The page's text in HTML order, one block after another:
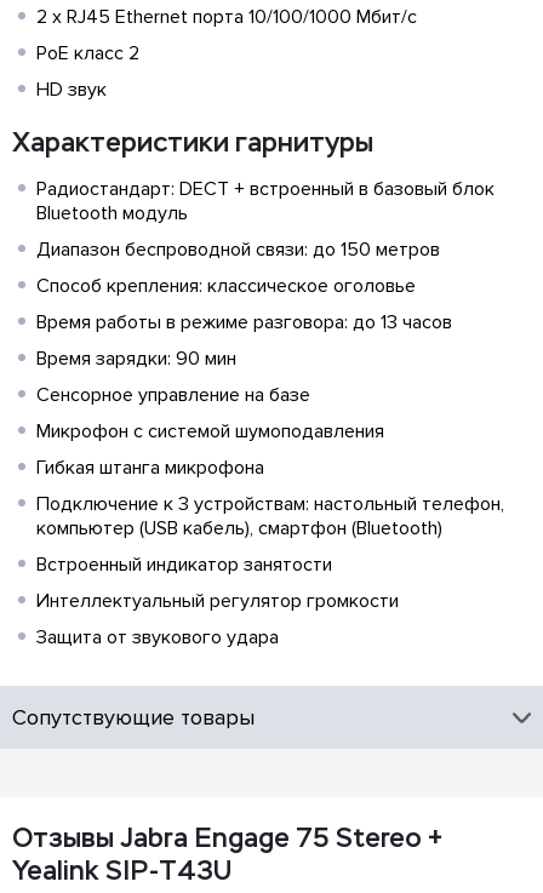
2 х RJ45 Ethernet порта 10/100/1000 Мбит/с
PoE класс 2
HD звук
Характеристики гарнитуры
Радиостандарт: DECT + встроенный в базовый блок
Bluetooth модуль
Диапазон беспроводной связи: до 150 метров
Способ крепления: классическое оголовье
Время работы в режиме разговора: до 13 часов
Время зарядки: 90 мин
Сенсорное управление на базе
Микрофон с системой шумоподавления
Гибкая штанга микрофона
Подключение к 3 устройствам: настольный телефон,
компьютер (USB кабель), смартфон (Bluetooth)
Встроенный индикатор занятости
Интеллектуальный регулятор громкости
Защита от звукового удара
Сопутствующие товары
Отзывы Jabra Engage 75 Stereo +
Yealink SIP-T43U